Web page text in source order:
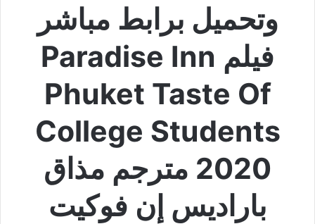
وتحميل برابط مباشر
فيلم Paradise Inn
Phuket Taste Of
College Students
2020 مترجم مذاق
باراديس إن فوكيت